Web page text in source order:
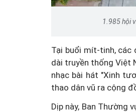
1.985 hội
Tại buổi mít-tinh, các
dài truyền thống Việt
nhạc bài hát "Xinh
thao dân vũ ra cộng
Dịp này, Ban Thường
Luật